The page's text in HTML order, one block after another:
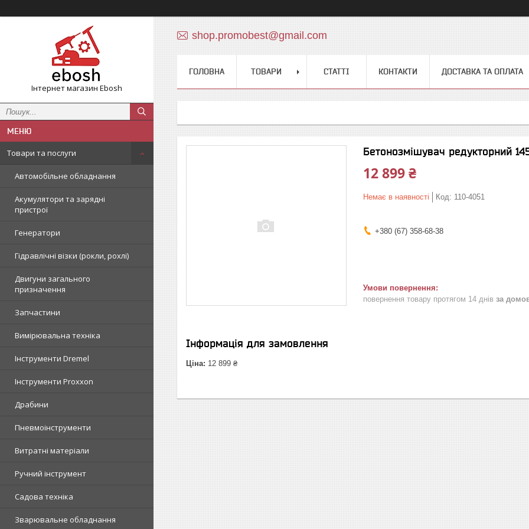
Інтернет магазин Ebosh
Товари та послуги
Автомобільне обладнання
Акумулятори та зарядні
пристрої
Генератори
Гідравлічні візки (рокли, рохлі)
Двигуни загального
призначення
Запчастини
Вимірювальна техніка
Інструменти Dremel
Інструменти Proxxon
Драбини
Пневмоінструменти
Витратні матеріали
Ручний інструмент
Садова техніка
Зварювальне обладнання
shop.promobest@gmail.com
ГОЛОВНА ТОВАРИ СТАТТІ КОНТАКТИ ДОСТАВКА ТА ОПЛАТА
Бетонозмішувач редукторний
12 899 ₴
Немає в наявності Код: 110-4051
+380 (67) 358-68-38
повернення товару протягом 14 днів за
Інформація для замовлення
Ціна: 12 899 ₴